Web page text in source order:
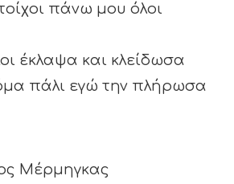
πάνω μου όλοι
έκλαψα και κλείδωσα
πάλι εγώ την πλήρωσα
Μέρμηγκας